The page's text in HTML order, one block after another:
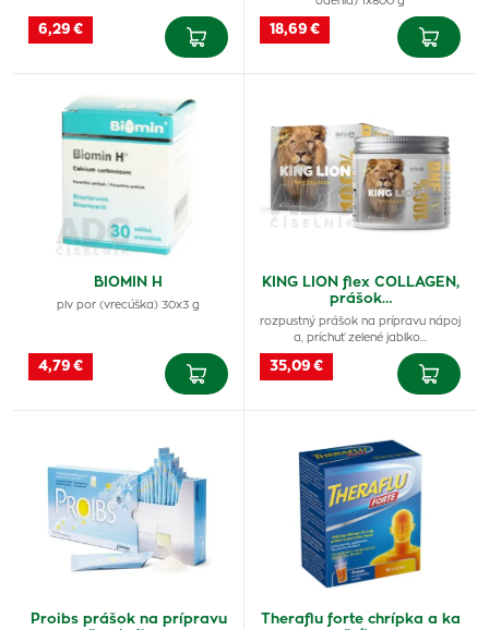
6,29 € 18,69 €
BIOMIN H
plv por (vrecúška) 30x3 g
4,79 €
KING LION flex COLLAGEN,
prášok…
rozpustný prášok na prípravu nápoj
a, príchuť zelené jablko…
35,09 €
Proibs prášok na prípravu
Theraflu forte chrípka a ka